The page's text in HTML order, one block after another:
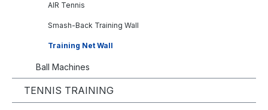
AIR Tennis
Smash-Back Training Wall
Training Net Wall
Ball Machines
TENNIS TRAINING